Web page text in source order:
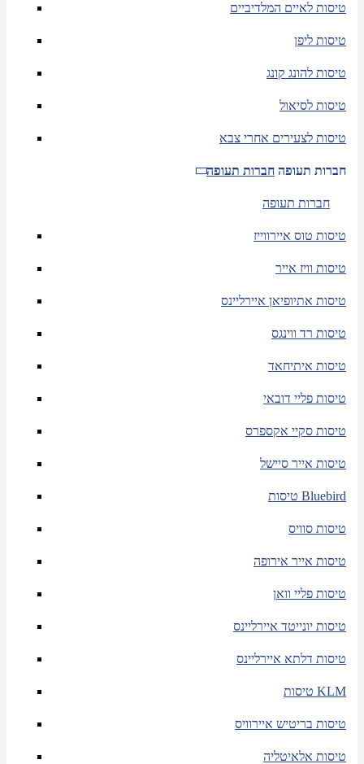
טיסות לאיים המלדיביים
טיסות ליפן
טיסות להונג קונג
טיסות לסיאול
טיסות לצעירים אחרי צבא
חברות תעופה חברות תעופה
חברות תעופה
טיסות טוס איירווייז
טיסות וויז אייר
טיסות אתיופיאן איירליינס
טיסות רד ווינגס
טיסות איתיחאד
טיסות פליי דובאי
טיסות סקיי אקספרס
טיסות אייר סיישל
טיסות Bluebird
טיסות סוויס
טיסות אייר אירופה
טיסות פליי וואן
טיסות יונייטד איירליינס
טיסות דלתא איירליינס
טיסות KLM
טיסות בריטיש איירוויס
טיסות אלאיטליה